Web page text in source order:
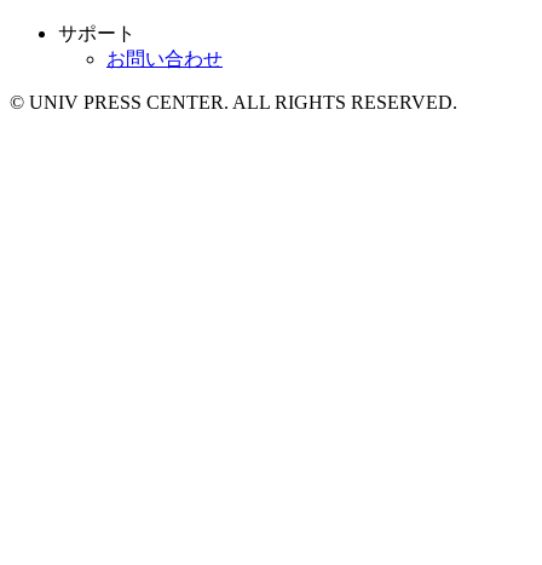
サポート
お問い合わせ
© UNIV PRESS CENTER. ALL RIGHTS RESERVED.